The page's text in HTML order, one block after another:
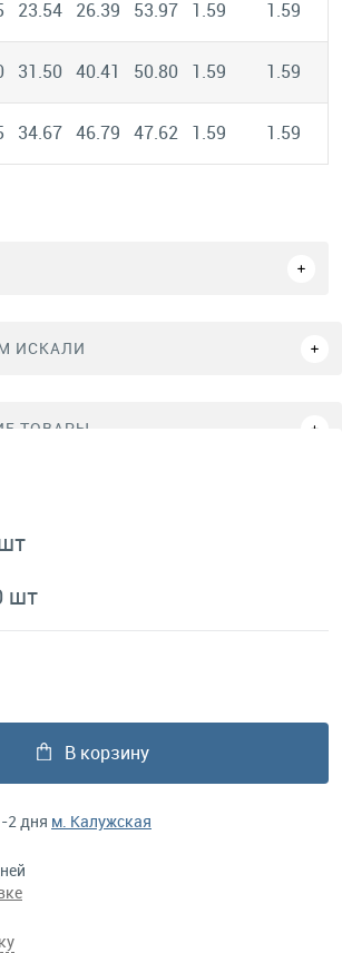
23.54 26.39 53.97 1.59 1.59
31.50 40.41 50.80 1.59 1.59
34.67 46.79 47.62 1.59 1.59
ИСКАЛИ
ТОВАРЫ
шт
В корзину
2 дня м. Калужская